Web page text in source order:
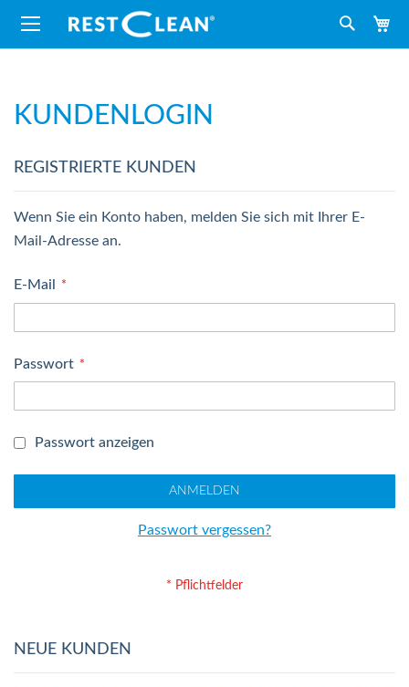
Suche
KUNDENLOGIN
REGISTRIERTE KUNDEN
Wenn Sie ein Konto haben, melden Sie sich mit Ihrer E-
Mail-Adresse an.
E-Mail
Passwort
Passwort anzeigen
ANMELDEN
Passwort vergessen?
NEUE KUNDEN